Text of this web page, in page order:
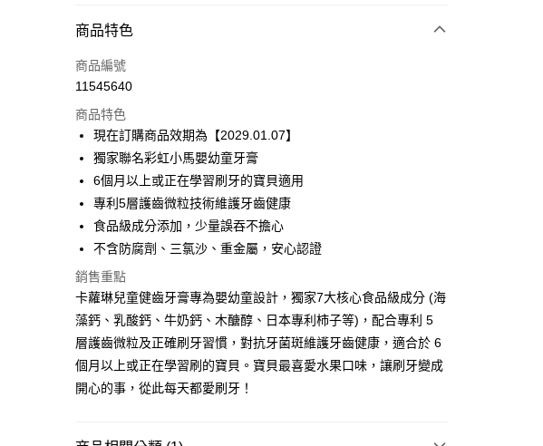
付款方式
信用卡一次付款
LINE Pay
Apple Pay
街口支付
Google Pay
運送方式
全家取貨付款
每筆NT$120
每筆NT$60，滿NT$1,500(含以上)免運費
商品特色
商品編號
11545640
商品特色
現在訂購商品效期為【2029.01.07】
獨家聯名彩虹小馬嬰幼童牙膏
6個月以上或正在學習刷牙的寶貝適用
專利5層護齒微粒技術維護牙齒健康
食品級成分添加，少量誤吞不擔心
不含防腐劑、三氯沙、重金屬，安心認證
銷售重點
卡蘿琳兒童健齒牙膏專為嬰幼童設計，獨家7大核心食品級成分 (海
藻鈣、乳酸鈣、牛奶鈣、木醣醇、日本專利柿子等)，配合專利 5
層護齒微粒及正確刷牙習慣，對抗牙菌斑維護牙齒健康，適合於 6
個月以上或正在學習刷的寶貝。寶貝最喜愛水果口味，讓刷牙變成
開心的事，從此每天都愛刷牙！